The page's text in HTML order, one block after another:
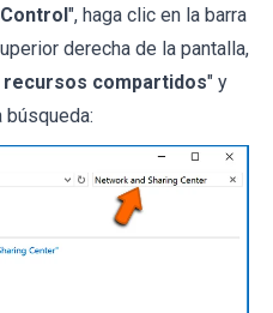
", haga clic en la barra
derecha de la pantalla,
compartidos" y